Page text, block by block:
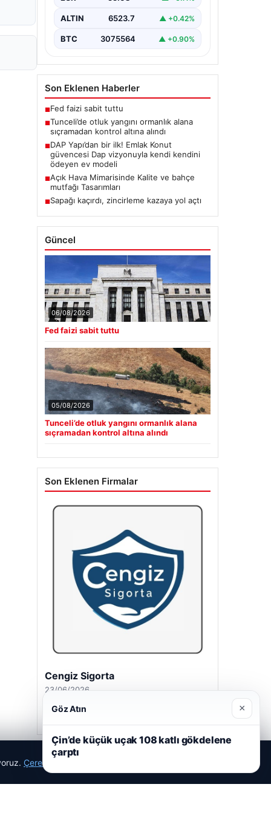
Karyemez köyleri arasında bulunan
belirlenemeyen bir nedenle…
ALTIN 6523.7 ▲ +0.42%
BTC 3075564 ▲ +0.90%
Son Eklenen Haberler
■Fed faizi sabit tuttu
■Tunceli’de otluk yangını ormanlık alana
sıçramadan kontrol altına alındı
■DAP Yapı’dan bir ilk! Emlak Konut
güvencesi Dap vizyonuyla kendi kendini
ödeyen ev modeli
■Açık Hava Mimarisinde Kalite ve bahçe
mutfağı Tasarımları
■Sapağı kaçırdı, zincirleme kazaya yol açtı
Güncel
06/08/2026
Fed faizi sabit tuttu
05/08/2026
Tunceli’de otluk yangını ormanlık alana
sıçramadan kontrol altına alındı
Son Eklenen Firmalar
Cengiz Sigorta
23/06/2026
Çerez Politikamız
Göz Atın ×
Çin’de küçük uçak 108 katlı gökdelene
çarptı